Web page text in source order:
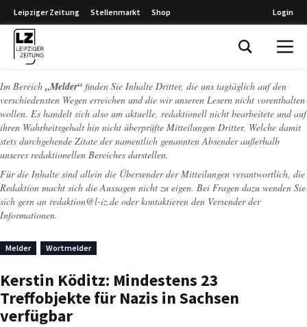
Leipziger Zeitung Stellenmarkt Shop Login
Im Bereich „Melder“ finden Sie Inhalte Dritter, die uns tagtäglich auf den
verschiedensten Wegen erreichen und die wir unseren Lesern nicht vorenthalten
wollen. Es handelt sich also um aktuelle, redaktionell nicht bearbeitete und auf
ihren Wahrheitsgehalt hin nicht überprüfte Mitteilungen Dritter. Welche damit
stets durchgehende Zitate der namentlich genannten Absender außerhalb
unseres redaktionellen Bereiches darstellen.
Für die Inhalte sind allein die Übersender der Mitteilungen verantwortlich, die
Redaktion macht sich die Aussagen nicht zu eigen. Bei Fragen dazu wenden Sie
sich gern an redaktion@l-iz.de oder kontaktieren den Versender der
Informationen.
Melder Wortmelder
Kerstin Köditz: Mindestens 23
Treffobjekte für Nazis in Sachsen
verfügbar